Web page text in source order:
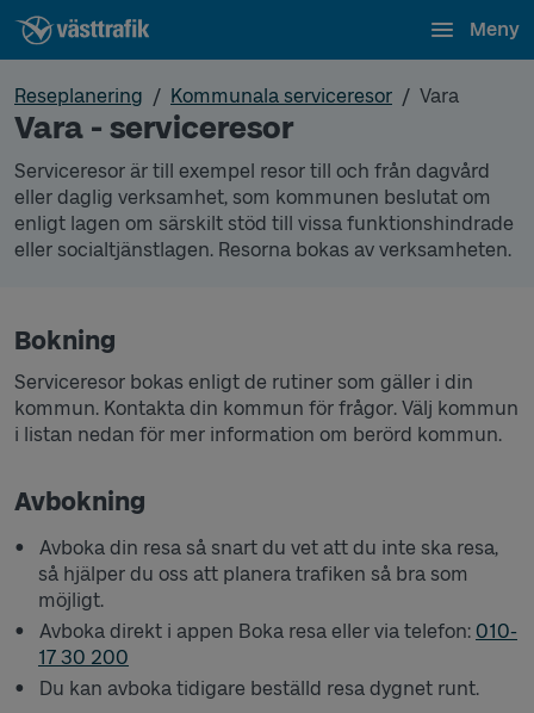
Meny
Reseplanering Kommunala serviceresor Vara
Vara - serviceresor
Serviceresor är till exempel resor till och från dagvård
eller daglig verksamhet, som kommunen beslutat om
enligt lagen om särskilt stöd till vissa funktionshindrade
eller socialtjänstlagen. Resorna bokas av verksamheten.
Bokning
Serviceresor bokas enligt de rutiner som gäller i din
kommun. Kontakta din kommun för frågor. Välj kommun
i listan nedan för mer information om berörd kommun.
Avbokning
Avboka din resa så snart du vet att du inte ska resa,
så hjälper du oss att planera trafiken så bra som
möjligt.
Avboka direkt i appen Boka resa eller via telefon: 010-
17 30 200
Du kan avboka tidigare beställd resa dygnet runt.